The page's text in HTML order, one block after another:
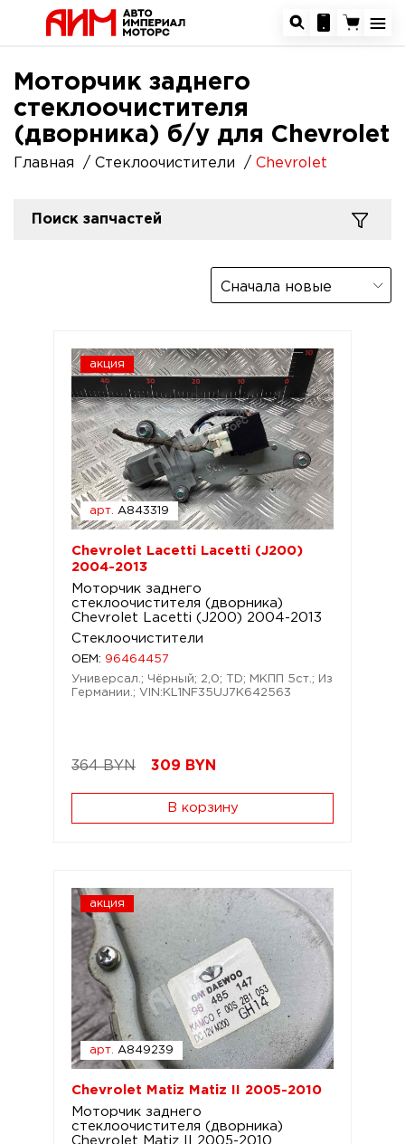
Моторчик заднего
стеклоочистителя
(дворника) б/у для Chevrolet
Главная Стеклоочистители Chevrolet
Поиск запчастей
Сначала новые
акция
арт. A843319
Chevrolet Lacetti Lacetti (J200)
2004-2013
Моторчик заднего
стеклоочистителя (дворника)
Chevrolet Lacetti (J200) 2004-2013
Стеклоочистители
OEM: 96464457
Универсал.; Чёрный; 2,0; TD; МКПП 5ст.; Из
Германии.; VIN:KL1NF35UJ7K642563
364 BYN 309 BYN
В корзину
акция
арт. A849239
Chevrolet Matiz Matiz II 2005-2010
Моторчик заднего
стеклоочистителя (дворника)
Chevrolet Matiz II 2005-2010